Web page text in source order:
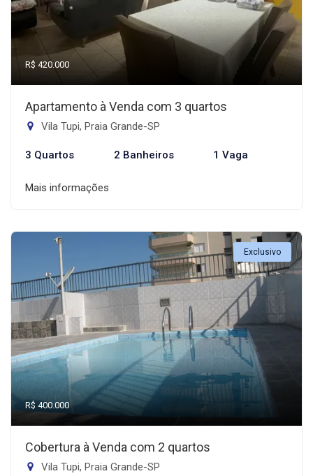
R$ 420.000
Apartamento à Venda com 3 quartos
Vila Tupi, Praia Grande-SP
3 Quartos 2 Banheiros 1 Vaga
Mais informações
Exclusivo
R$ 400.000
Cobertura à Venda com 2 quartos
Vila Tupi, Praia Grande-SP